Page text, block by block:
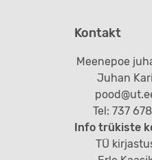
Kontakt
Meenepoe
Juhan Kari
Tel: 737
Info trükiste
TÜ